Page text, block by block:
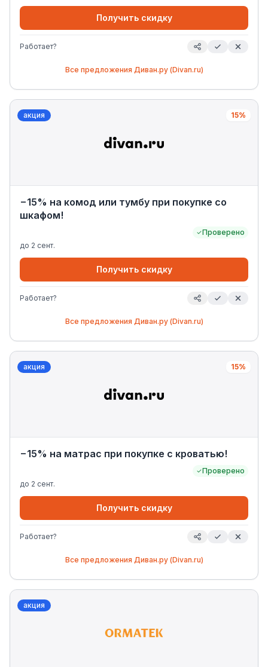
Получить скидку
Работает?
Все предложения Диван.ру (Divan.ru)
акция 15%
−15% на комод или тумбу при покупке со
шкафом!
Проверено
до 2 сент.
Получить скидку
Работает?
Все предложения Диван.ру (Divan.ru)
акция 15%
−15% на матрас при покупке с кроватью!
Проверено
до 2 сент.
Получить скидку
Работает?
Все предложения Диван.ру (Divan.ru)
акция